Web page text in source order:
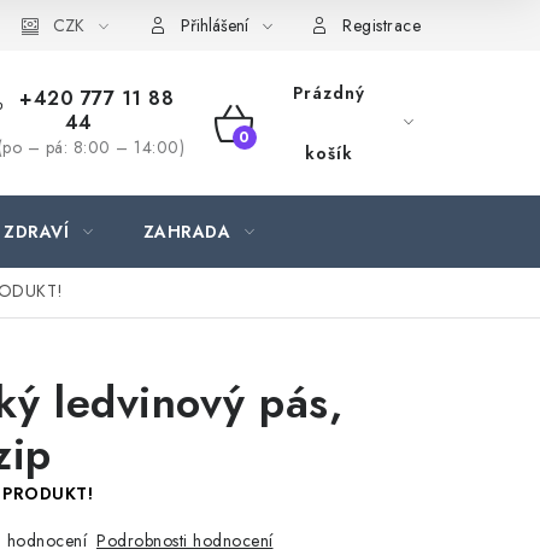
CZK Přihlášení Registrace
+420 777 11 88
44
– pá: 8:00 – 14:00)
NÁKUPNÍ
Prázdný
košík
ZAHRADA
ledvinový pás,
hodnocení Podrobnosti hodnocení